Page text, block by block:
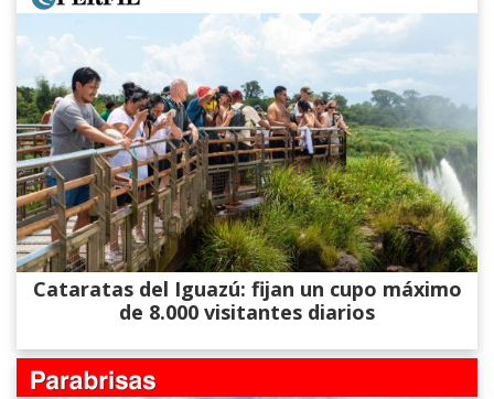
Cataratas del Iguazú: fijan un cupo máximo
de 8.000 visitantes diarios